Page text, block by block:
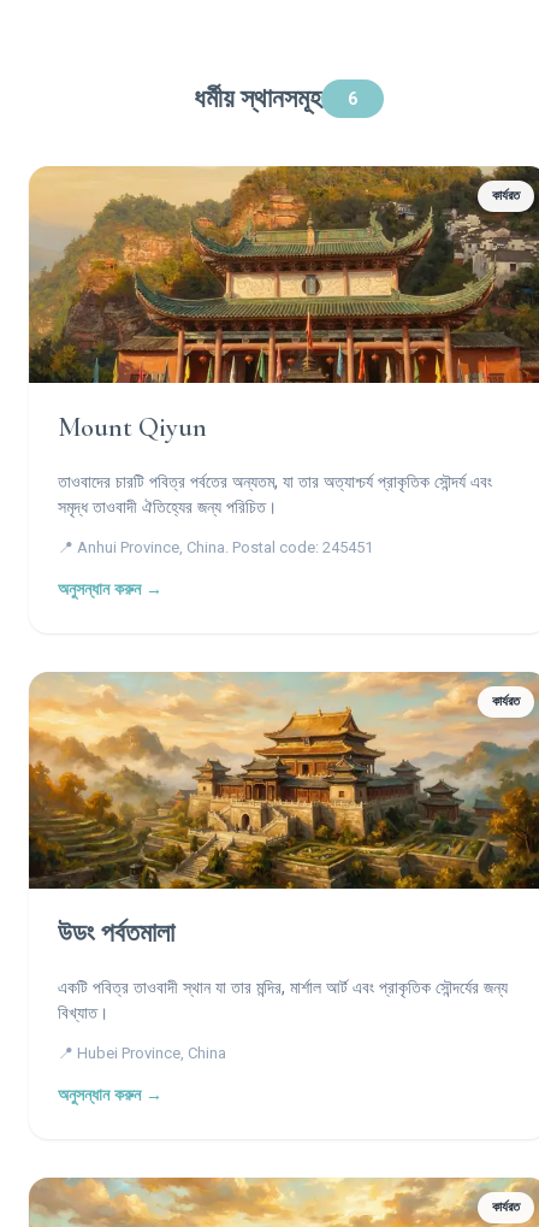
ধর্মীয় স্থানসমূহ 6
কার্যরত
Mount Qiyun
তাওবাদের চারটি পবিত্র পর্বতের অন্যতম, যা তার অত্যাশ্চর্য প্রাকৃতিক সৌন্দর্য এবং
সমৃদ্ধ তাওবাদী ঐতিহ্যের জন্য পরিচিত।
📍 Anhui Province, China. Postal code: 245451
অনুসন্ধান করুন →
কার্যরত
উডং পর্বতমালা
একটি পবিত্র তাওবাদী স্থান যা তার মন্দির, মার্শাল আর্ট এবং প্রাকৃতিক সৌন্দর্যের জন্য
বিখ্যাত।
📍 Hubei Province, China
অনুসন্ধান করুন →
কার্যরত